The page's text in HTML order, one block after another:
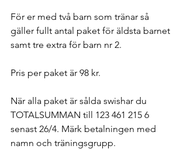
För er med två barn som tränar så
gäller fullt antal paket för äldsta barnet
samt tre extra för barn nr 2.
Pris per paket är 98 kr.
När alla paket är sålda swishar du
TOTALSUMMAN till 123 461 215 6
senast 26/4. Märk betalningen med
namn och träningsgrupp.